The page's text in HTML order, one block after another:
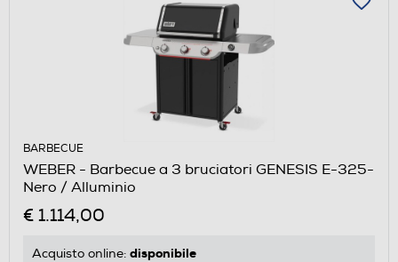
BARBECUE
WEBER - Barbecue a 3 bruciatori GENESIS E-325-
Nero / Alluminio
€ 1.114,00
Acquisto online: disponibile